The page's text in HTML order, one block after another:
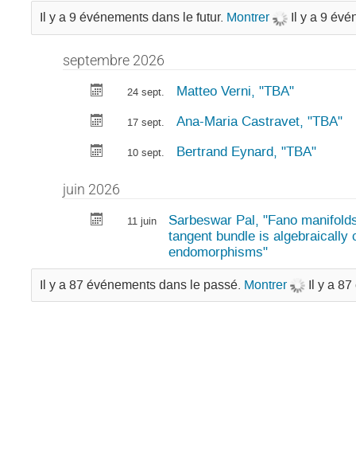
Il y a 9 événements dans le futur. Montrer Il y a 9
septembre 2026
24 sept. Matteo Verni, "TBA"
17 sept. Ana-Maria Castravet, "TBA"
10 sept. Bertrand Eynard, "TBA"
juin 2026
11 juin
Sarbeswar Pal, "Fano
tangent bundle is
endomorphisms"
Il y a 87 événements dans le passé. Montrer Il y a